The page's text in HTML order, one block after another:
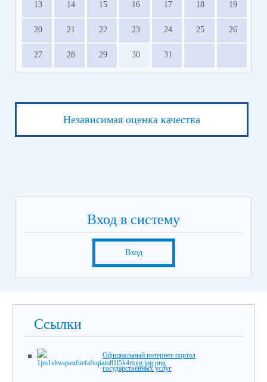
13 14 15 16 17 18 19
20 21 22 23 24 25 26
27 28 29 30 31
Независимая оценка качества
Вход в систему
Вход
Ссылки
Официальный интернет-портал
государственных услуг